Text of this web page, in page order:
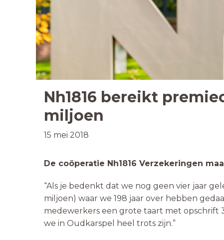
Nh1816 bereikt
miljoen
15 mei 2018
De coöperatie Nh1816 Verzekeringen
“Als je bedenkt dat we nog geen vier jaar
miljoen) waar we 198 jaar over hebben
medewerkers een grote taart met opschrift
we in Oudkarspel heel trots zijn.”